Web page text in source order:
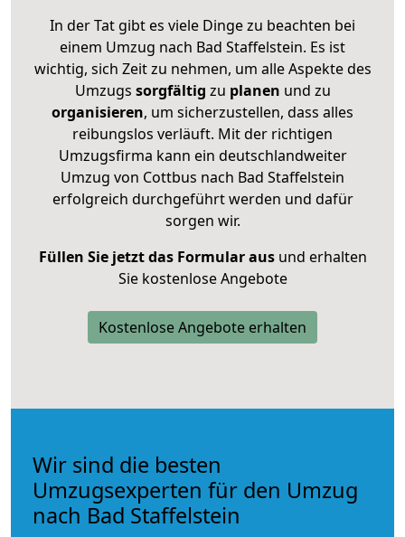
In der Tat gibt es viele Dinge zu beachten bei
einem Umzug nach Bad Staffelstein. Es ist
wichtig, sich Zeit zu nehmen, um alle Aspekte des
Umzugs sorgfältig zu planen und zu
organisieren, um sicherzustellen, dass alles
reibungslos verläuft. Mit der richtigen
Umzugsfirma kann ein deutschlandweiter
Umzug von Cottbus nach Bad Staffelstein
erfolgreich durchgeführt werden und dafür
sorgen wir.
Füllen Sie jetzt das Formular ausund erhalten
Sie kostenlose Angebote
Kostenlose Angebote erhalten
Wir sind die besten
Umzugsexperten für den Umzug
nach Bad Staffelstein